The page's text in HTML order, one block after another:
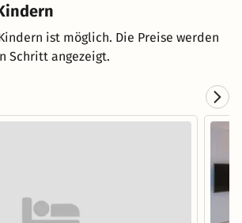
ist möglich. Die Preise werden
Schritt angezeigt.